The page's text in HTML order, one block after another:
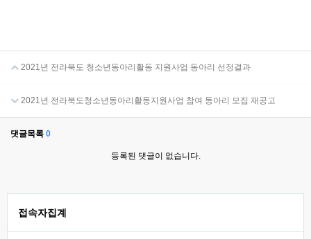
2021년 전라북도 청소년동아리활동 지원사업 동아리 선정결과
2021년 전라북도청소년동아리활동지원사업 참여 동아리 모집 재공고
댓글목록 0
등록된 댓글이 없습니다.
접속자집계